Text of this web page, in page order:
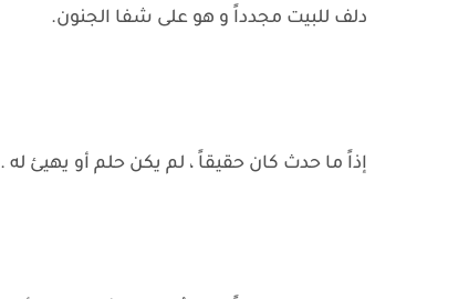
دلف للبيت مجدداً و هو على شفا الجنون.
إذاً ما حدث كان حقيقاً ، لم يكن حلم أو يهيئ له .